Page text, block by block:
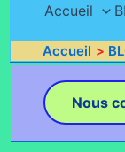
Accueil
Accueil
Nous